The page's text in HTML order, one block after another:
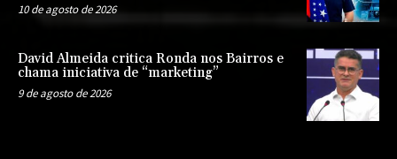
10 de agosto de 2026
David Almeida critica Ronda nos Bairros e
chama iniciativa de “marketing”
9 de agosto de 2026